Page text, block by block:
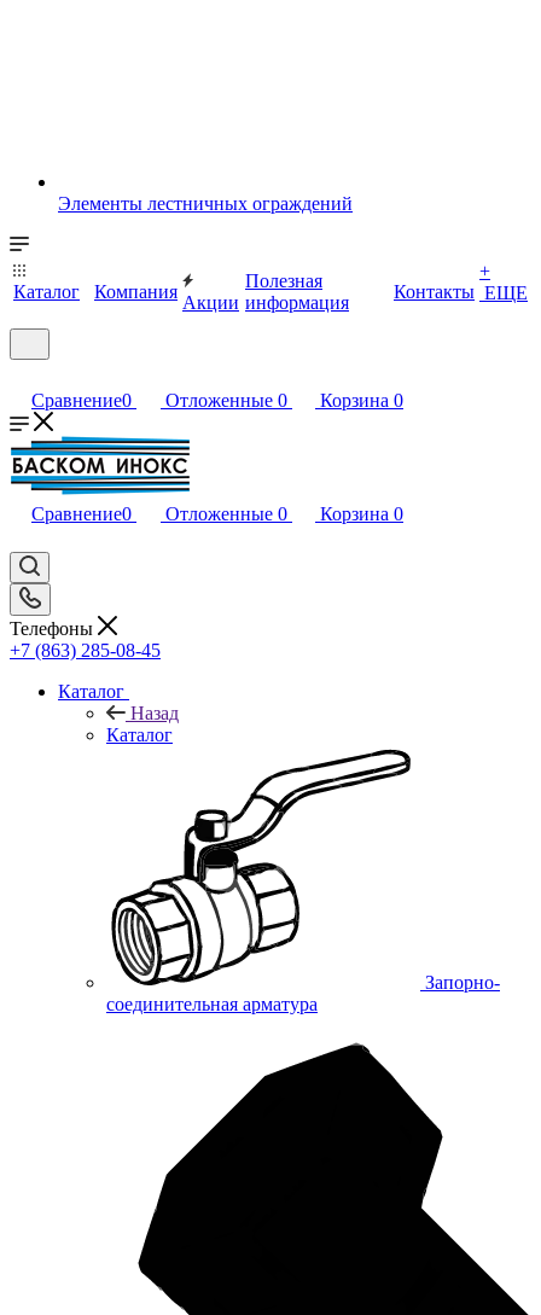
Элементы лестничных ограждений
Каталог Компания
Акции
Полезная
информация
Контакты
+
ЕЩЕ
Сравнение0 Отложенные 0 Корзина 0
Сравнение0 Отложенные 0 Корзина 0
Телефоны
+7 (863) 285-08-45
Каталог
Назад
Каталог
Запорно-
соединительная арматура